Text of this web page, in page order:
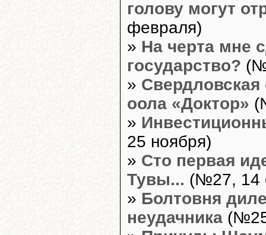
голову могут
февраля)
» На черта мне
государство?
» Свердловская
оола «Доктор»
»
25 ноября)
» Сто первая
Тувы... (№27, 14
» Болтовня
неудачника